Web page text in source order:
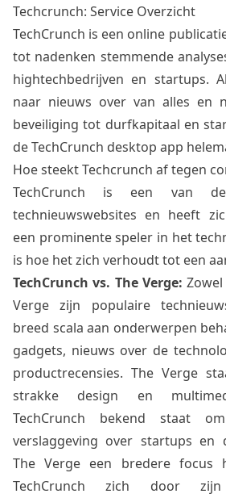
Techcrunch: Service Overzicht
TechCrunch is een online
tot nadenken stemmende
hightechbedrijven en startups.
naar nieuws over van alles en
beveiliging tot durfkapitaal en
de TechCrunch desktop app
Hoe steekt Techcrunch af tegen
TechCrunch is een van de
technieuwswebsites en heeft
een prominente speler in het
is hoe het zich verhoudt tot een
TechCrunch vs. The Verge:
Verge zijn populaire
breed scala aan onderwerpen
gadgets, nieuws over de
productrecensies. The Verge
strakke design en
TechCrunch bekend staat
verslaggeving over startups en
The Verge een bredere focus
TechCrunch zich door